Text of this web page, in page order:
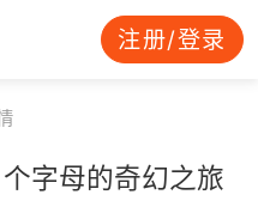
注册/登录
字母的奇幻之旅